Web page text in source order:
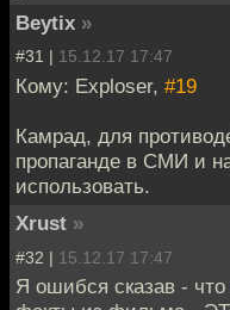
Beytix »
#31 | 15.12.17 17:47
Кому: Exploser, #19
Камрад, для
пропаганде в СМИ и
использовать.
Xrust »
#32 | 15.12.17 17:47
Я ошибся сказав -